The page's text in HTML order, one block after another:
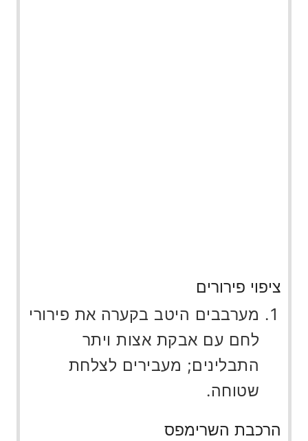
ציפוי פירורים
מערבבים היטב בקערה את פירורי
לחם עם אבקת אצות ויתר
התבלינים; מעבירים לצלחת
שטוחה.
הרכבת השרימפס